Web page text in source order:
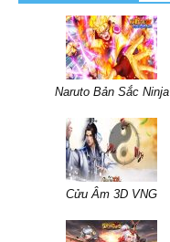
Naruto Bản Sắc Ninja
Cửu Âm 3D VNG